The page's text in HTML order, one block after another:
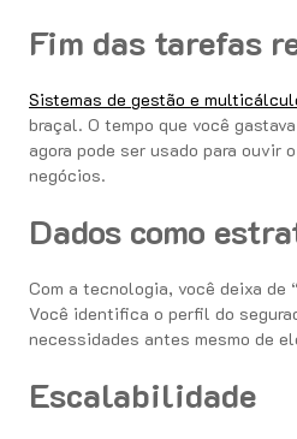
Fim das tarefas
Sistemas de gestão e
braçal. O tempo que você
agora pode ser usado para ouvir
negócios.
Dados como
Com a tecnologia, você deixa de
Você identifica o perfil do
necessidades antes mesmo de
Escalabilidade